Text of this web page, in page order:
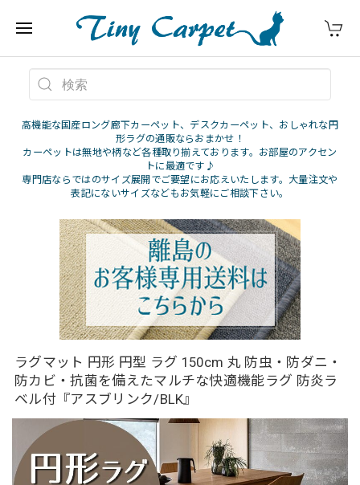
高機能な国産ロング廊下カーペット、デスクカーペット、おしゃれな円
形ラグの通販ならおまかせ！
カーペットは無地や柄など各種取り揃えております。お部屋のアクセン
トに最適です♪
専門店ならではのサイズ展開でご要望にお応えいたします。大量注文や
表記にないサイズなどもお気軽にご相談下さい。
ラグマット 円形 円型 ラグ 150cm 丸 防虫・防ダニ・
防カビ・抗菌を備えたマルチな快適機能ラグ 防炎ラ
ベル付『アスブリンク/BLK』